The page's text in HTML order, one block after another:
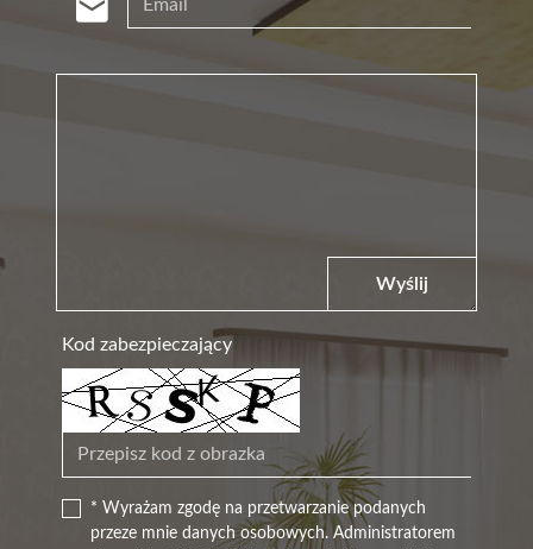
Wyślij
Kod zabezpieczający
* Wyrażam zgodę na przetwarzanie podanych
przeze mnie danych osobowych. Administratorem